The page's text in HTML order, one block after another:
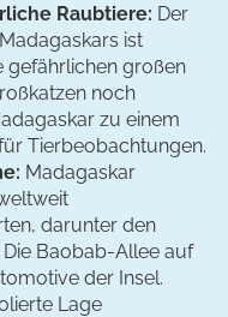
Raubtiere: Der
ist
gefährlichen großen
noch
zu einem
Tierbeobachtungen.
Madagaskar
darunter den
Die Baobab-Allee auf
der Insel.
Lage